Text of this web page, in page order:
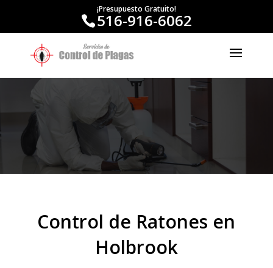
¡Presupuesto Gratuito!
516-916-6062
Control de Ratones en
Holbrook